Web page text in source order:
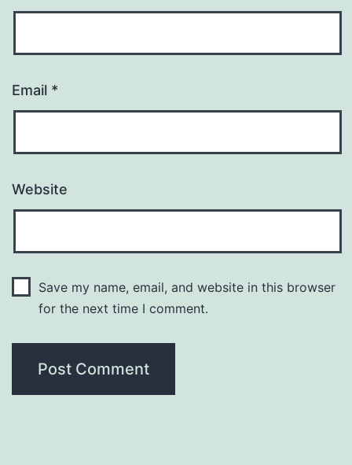
Email *
Website
Save my name, email, and website in this browser
for the next time I comment.